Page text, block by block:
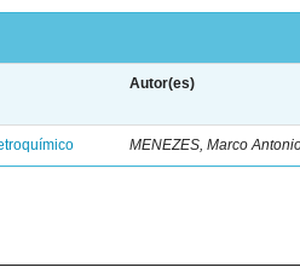
Autor(es)
MENEZES, Marco